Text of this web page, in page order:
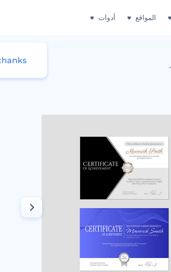
المواقع أدوات